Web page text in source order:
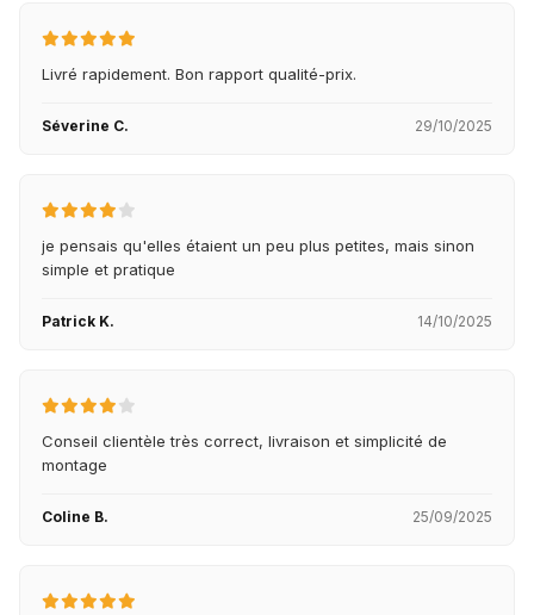
Livré rapidement. Bon rapport qualité-prix.
Séverine C. 29/10/2025
je pensais qu'elles étaient un peu plus petites, mais sinon
simple et pratique
Patrick K. 14/10/2025
Conseil clientèle très correct, livraison et simplicité de
montage
Coline B. 25/09/2025